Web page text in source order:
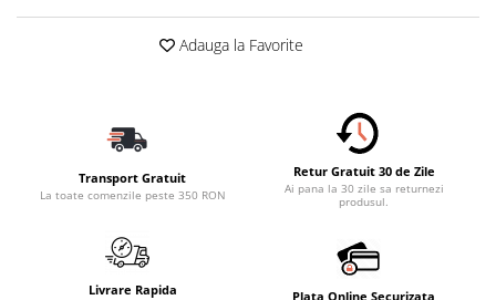
Seturi Interior
Accesorii Siguranta Auto
Incarcatoare Auto
Accesorii pentru Roti si Anvelope
Organizatoare Auto
Adauga la Favorite
Transport Gratuit
La toate comenzile peste 350 RON
Retur Gratuit 30 de Zile
Ai pana la 30 zile sa returnezi
produsul.
Livrare Rapida Plata Online Securizata